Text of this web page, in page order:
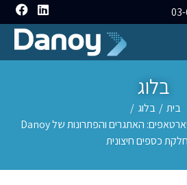
בלוג
בית / בלוג /
ניהול תזרים מזומנים בסטארטאפים: האתגרים והפתרונות של Danoy
כספים חיצונית